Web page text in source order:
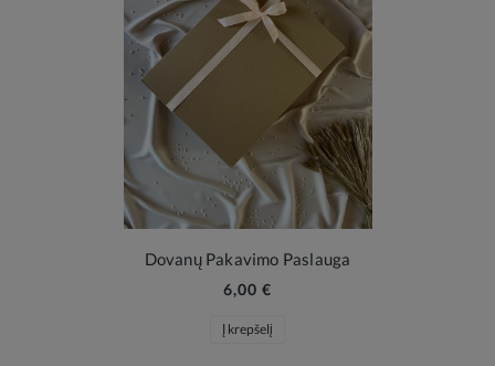
Dovanų Pakavimo Paslauga
6,00 €
Į krepšelį